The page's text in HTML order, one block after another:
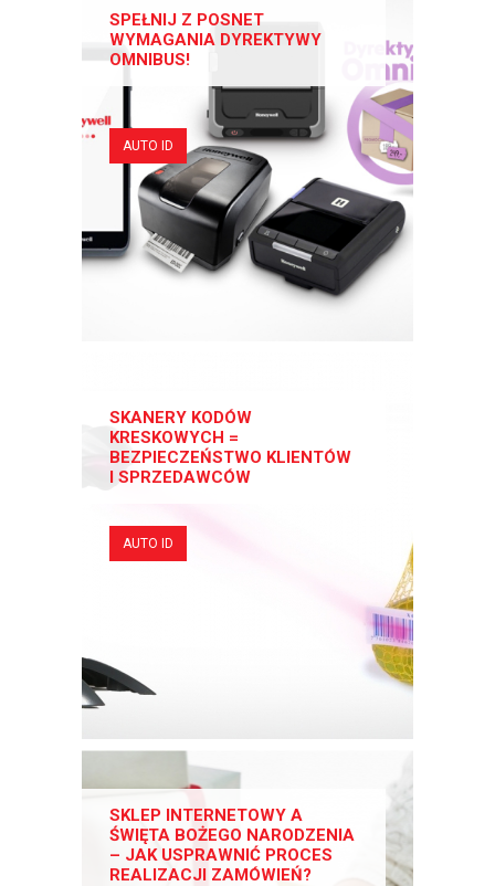
SPEŁNIJ Z POSNET
WYMAGANIA DYREKTYWY
OMNIBUS!
AUTO ID
SKANERY KODÓW
KRESKOWYCH =
BEZPIECZEŃSTWO KLIENTÓW
I SPRZEDAWCÓW
AUTO ID
SKLEP INTERNETOWY A
ŚWIĘTA BOŻEGO NARODZENIA
– JAK USPRAWNIĆ PROCES
REALIZACJI ZAMÓWIEŃ?